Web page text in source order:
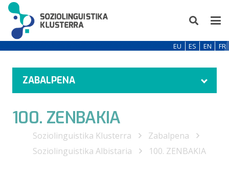
EU ES EN FR
ZABALPENA
100. ZENBAKIA
Soziolinguistika Klusterra
Zabalpena
Soziolinguistika Albistaria
100. ZENBAKIA